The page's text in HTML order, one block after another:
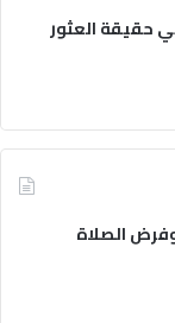
حقيقة العثور
الصلاة